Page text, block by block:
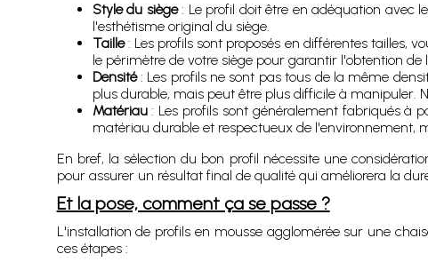
Style du siège: Le profil doit être en adéquation avec
l'esthétisme original du siège.
Taille: Les profils sont proposés en différentes tailles,
le périmètre de votre siège pour garantir l'obtention de
Densité: Les profils ne sont pas tous de la même
plus durable, mais peut être plus difficile à manipuler.
Matériau: Les profils sont généralement fabriqués à
matériau durable et respectueux de l'environnement,
En bref, la sélection du bon profil nécessite une
pour assurer un résultat final de qualité qui améliorera la
Et la pose, comment ça se passe ?
L'installation de profils en mousse agglomérée sur une
ces étapes :